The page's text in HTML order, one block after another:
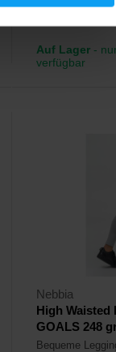
59
Auf Lager -
verfügbar
Nebbia
High Waisted
GOALS 248
Bequeme